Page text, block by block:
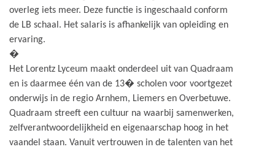
overleg iets meer. Deze functie is ingeschaald conform
de LB schaal. Het salaris is afhankelijk van opleiding en
ervaring.
�
Het Lorentz Lyceum maakt onderdeel uit van Quadraam
en is daarmee één van de 13� scholen voor voortgezet
onderwijs in de regio Arnhem, Liemers en Overbetuwe.
Quadraam streeft een cultuur na waarbij samenwerken,
zelfverantwoordelijkheid en eigenaarschap hoog in het
vaandel staan. Vanuit vertrouwen in de talenten van het